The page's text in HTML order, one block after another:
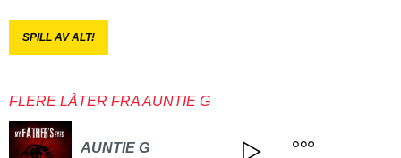
SPILL AV ALT!
FLERE LÅTER FRA AUNTIE G
AUNTIE G